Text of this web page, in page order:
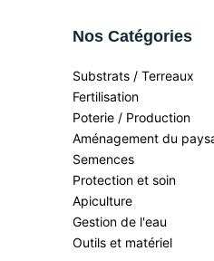
Nos Catégories
Substrats / Terreaux
Fertilisation
Poterie / Production
Aménagement du
Semences
Protection et soin
Apiculture
Gestion de l'eau
Outils et matériel